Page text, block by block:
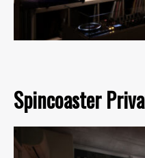
Spincoaster